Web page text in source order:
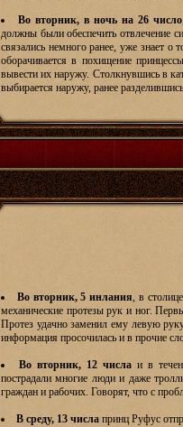
Во вторник, в ночь на 26 число
должны были обеспечить отвлечение
связались немного ранее, уже знает о
оборачивается в похищение
вывести их наружу. Столкнувшись в
выбирается наружу, ранее
Во вторник, 5 инлания, в
механические протезы рук и ног.
Протез удачно заменил ему левую
информация просочилась и в прочие
Во вторник, 12 числа и в
пострадали многие люди и даже
граждан и рабочих. Говорят, что с
В среду, 13 числа принц Руфус